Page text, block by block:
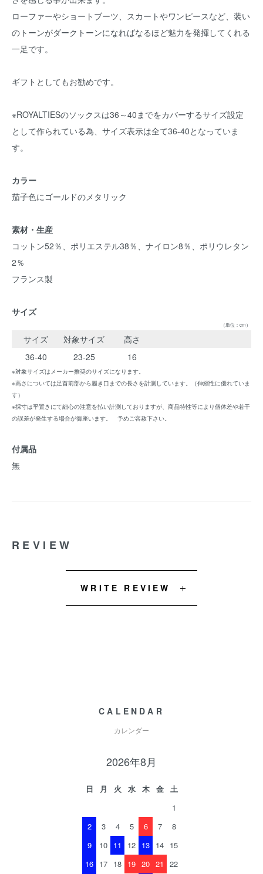
ローファーやショートブーツ、スカートやワンピースなど、装い
のトーンがダークトーンになればなるほど魅力を発揮してくれる
一足です。
ギフトとしてもお勧めです。
※ROYALTIESのソックスは36～40までをカバーするサイズ設定
として作られている為、サイズ表示は全て36-40となっていま
す。
カラー
茄子色にゴールドのメタリック
素材・生産
コットン52％、ポリエステル38％、ナイロン8％、ポリウレタン
2％
フランス製
サイズ
（単位：cm）
サイズ 対象サイズ
高さ
36-40
23-25 16
※対象サイズはメーカー推奨のサイズになります。
※高さについては足首前部から履き口までの長さを計測しています。（伸縮性に優れていま
す）
※採寸は平置きにて細心の注意を払い計測しておりますが、商品特性等により個体差や若干
の誤差が発生する場合が御座います。 予めご容赦下さい。
付属品
無
REVIEW
WRITE REVIEW
CALENDAR
カレンダー
2026年8月
日 月 火 水 木 金
土
1
2
3 4 5 6 7
8
9
10 11 12 13 14 15
16 17 18 19 20 21
22